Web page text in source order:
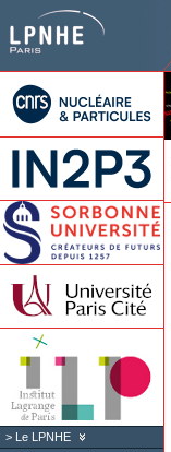
Le LPNHE